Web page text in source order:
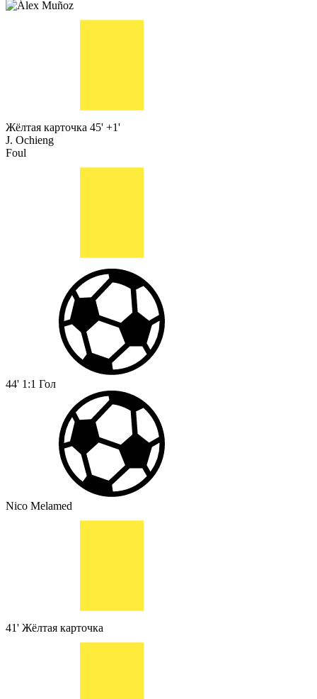
Жёлтая карточка 45' +1'
J. Ochieng
Foul
44' 1:1 Гол
Nico Melamed
41' Жёлтая карточка